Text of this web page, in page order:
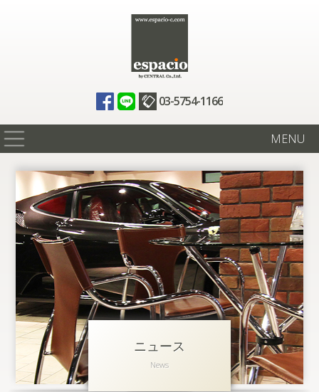
03-5754-1166
MENU
在庫情報
買取査定
全国納車
ニュース
ギャラリー
アクセス
会社概要
ニュース
News